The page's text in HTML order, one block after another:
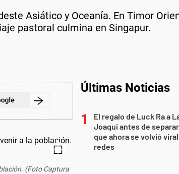
Asiático y Oceanía. En Timor
pastoral culmina en Singapur.
(Foto Captura
Últimas Noticias
El regalo de Luck Ra a
Joaqui antes de
que ahora se volvió
redes